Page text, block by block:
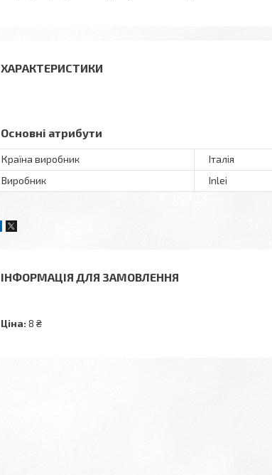
ХАРАКТЕРИСТИКИ
Основні атрибути
Країна виробник
Італія
Виробник
Inlei
ІНФОРМАЦІЯ ДЛЯ ЗАМОВЛЕННЯ
Ціна: 8 ₴